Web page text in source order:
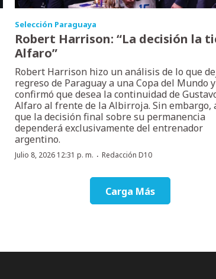
Selección Paraguaya
Robert Harrison: “La decisión la
Alfaro”
Robert Harrison hizo un análisis de lo que
regreso de Paraguay a una Copa del Mundo y
confirmó que desea la continuidad de
Alfaro al frente de la Albirroja. Sin embargo,
que la decisión final sobre su permanencia
dependerá exclusivamente del entrenador
argentino.
Julio 8, 2026 12:31 p. m. ·Redacción D10
Carga Más